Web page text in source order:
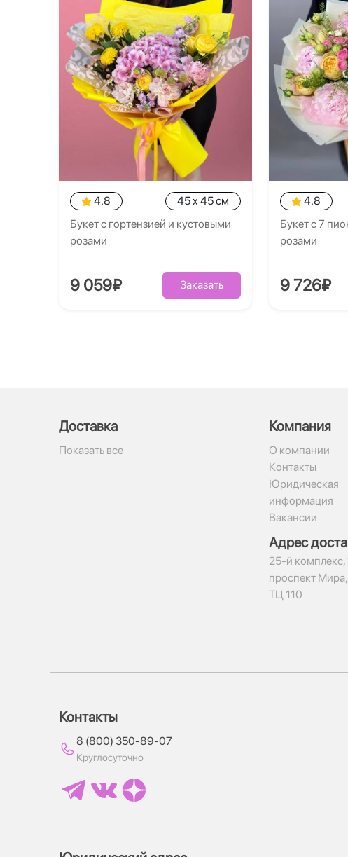
4.8
45 x 45 см
Букет с гортензией и кустовыми
розами
9 059₽ Заказать
4.8
Букет с 7
розами
9 726₽
Доставка
Показать все
Компания
О компании
Контакты
Юридическая
информация
Вакансии
Адрес
​25-й комплекс,
проспект
ТЦ 110
Контакты
8 (800) 350-89-07
Круглосуточно